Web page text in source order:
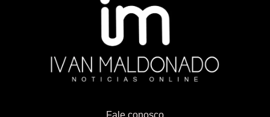
Fale conosco